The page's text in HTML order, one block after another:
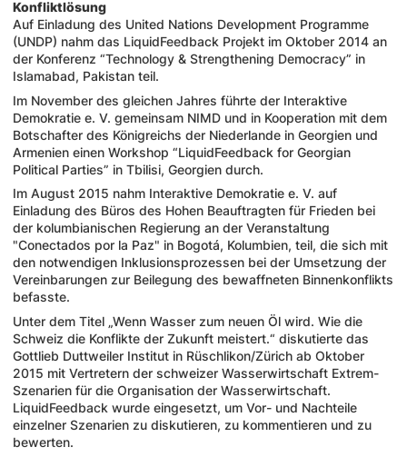
Konfliktlösung
Auf Einladung des United Nations Development Programme
(UNDP) nahm das LiquidFeedback Projekt im Oktober 2014 an
der Konferenz “Technology & Strengthening Democracy” in
Islamabad, Pakistan teil.
Im November des gleichen Jahres führte der Interaktive
Demokratie e. V. gemeinsam NIMD und in Kooperation mit dem
Botschafter des Königreichs der Niederlande in Georgien und
Armenien einen Workshop “LiquidFeedback for Georgian
Political Parties” in Tbilisi, Georgien durch.
Im August 2015 nahm Interaktive Demokratie e. V. auf
Einladung des Büros des Hohen Beauftragten für Frieden bei
der kolumbianischen Regierung an der Veranstaltung
"Conectados por la Paz" in Bogotá, Kolumbien, teil, die sich mit
den notwendigen Inklusionsprozessen bei der Umsetzung der
Vereinbarungen zur Beilegung des bewaffneten Binnenkonflikts
befasste.
Unter dem Titel „Wenn Wasser zum neuen Öl wird. Wie die
Schweiz die Konflikte der Zukunft meistert.“ diskutierte das
Gottlieb Duttweiler Institut in Rüschlikon/Zürich ab Oktober
2015 mit Vertretern der schweizer Wasserwirtschaft Extrem-
Szenarien für die Organisation der Wasserwirtschaft.
LiquidFeedback wurde eingesetzt, um Vor- und Nachteile
einzelner Szenarien zu diskutieren, zu kommentieren und zu
bewerten.